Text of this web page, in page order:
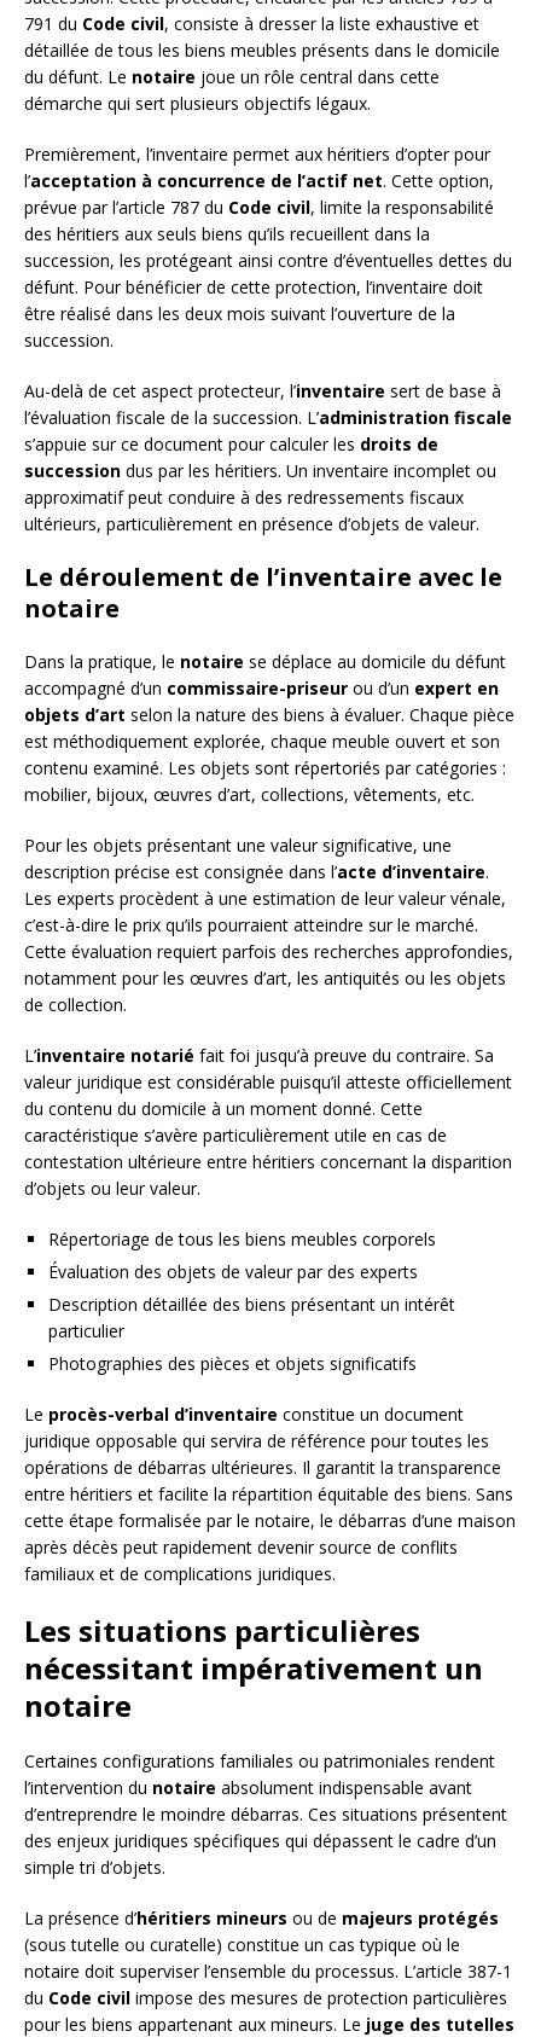
791 du Code civil, consiste à dresser la liste exhaustive et
détaillée de tous les biens meubles présents dans le domicile
du défunt. Le notaire joue un rôle central dans cette
démarche qui sert plusieurs objectifs légaux.
Premièrement, l’inventaire permet aux héritiers d’opter pour
l’acceptation à concurrence de l’actif net. Cette option,
prévue par l’article 787 du Code civil, limite la responsabilité
des héritiers aux seuls biens qu’ils recueillent dans la
succession, les protégeant ainsi contre d’éventuelles dettes du
défunt. Pour bénéficier de cette protection, l’inventaire doit
être réalisé dans les deux mois suivant l’ouverture de la
succession.
Au-delà de cet aspect protecteur, l’inventaire sert de base à
l’évaluation fiscale de la succession. L’administration fiscale
s’appuie sur ce document pour calculer les droits de
succession dus par les héritiers. Un inventaire incomplet ou
approximatif peut conduire à des redressements fiscaux
ultérieurs, particulièrement en présence d’objets de valeur.
Le déroulement de l’inventaire avec le
notaire
Dans la pratique, le notaire se déplace au domicile du défunt
accompagné d’un commissaire-priseur ou d’un expert en
objets d’art selon la nature des biens à évaluer. Chaque pièce
est méthodiquement explorée, chaque meuble ouvert et son
contenu examiné. Les objets sont répertoriés par catégories :
mobilier, bijoux, œuvres d’art, collections, vêtements, etc.
Pour les objets présentant une valeur significative, une
description précise est consignée dans l’acte d’inventaire.
Les experts procèdent à une estimation de leur valeur vénale,
c’est-à-dire le prix qu’ils pourraient atteindre sur le marché.
Cette évaluation requiert parfois des recherches approfondies,
notamment pour les œuvres d’art, les antiquités ou les objets
de collection.
L’inventaire notarié fait foi jusqu’à preuve du contraire. Sa
valeur juridique est considérable puisqu’il atteste officiellement
du contenu du domicile à un moment donné. Cette
caractéristique s’avère particulièrement utile en cas de
contestation ultérieure entre héritiers concernant la disparition
d’objets ou leur valeur.
Répertoriage de tous les biens meubles corporels
Évaluation des objets de valeur par des experts
Description détaillée des biens présentant un intérêt
particulier
Photographies des pièces et objets significatifs
Le procès-verbal d’inventaire constitue un document
juridique opposable qui servira de référence pour toutes les
opérations de débarras ultérieures. Il garantit la transparence
entre héritiers et facilite la répartition équitable des biens. Sans
cette étape formalisée par le notaire, le débarras d’une maison
après décès peut rapidement devenir source de conflits
familiaux et de complications juridiques.
Les situations particulières
nécessitant impérativement un
notaire
Certaines configurations familiales ou patrimoniales rendent
l’intervention du notaire absolument indispensable avant
d’entreprendre le moindre débarras. Ces situations présentent
des enjeux juridiques spécifiques qui dépassent le cadre d’un
simple tri d’objets.
La présence d’héritiers mineurs ou de majeurs protégés
(sous tutelle ou curatelle) constitue un cas typique où le
notaire doit superviser l’ensemble du processus. L’article 387-1
du Code civil impose des mesures de protection particulières
pour les biens appartenant aux mineurs. Le juge des tutelles